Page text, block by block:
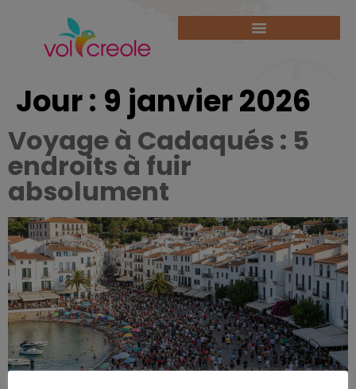
Jour : 9 janvier 2026
Voyage à Cadaqués : 5
endroits à fuir
absolument